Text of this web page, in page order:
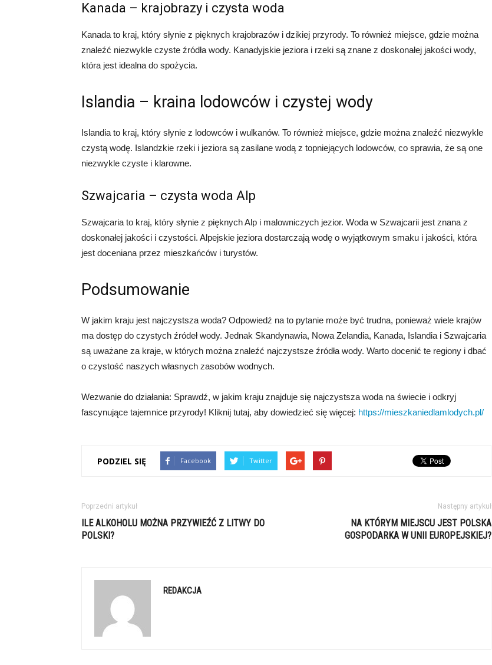
Kanada – krajobrazy i czysta woda
Kanada to kraj, który słynie z pięknych krajobrazów i dzikiej przyrody. To również miejsce, gdzie można
znaleźć niezwykle czyste źródła wody. Kanadyjskie jeziora i rzeki są znane z doskonałej jakości wody,
która jest idealna do spożycia.
Islandia – kraina lodowców i czystej wody
Islandia to kraj, który słynie z lodowców i wulkanów. To również miejsce, gdzie można znaleźć niezwykle
czystą wodę. Islandzkie rzeki i jeziora są zasilane wodą z topniejących lodowców, co sprawia, że są one
niezwykle czyste i klarowne.
Szwajcaria – czysta woda Alp
Szwajcaria to kraj, który słynie z pięknych Alp i malowniczych jezior. Woda w Szwajcarii jest znana z
doskonałej jakości i czystości. Alpejskie jeziora dostarczają wodę o wyjątkowym smaku i jakości, która
jest doceniana przez mieszkańców i turystów.
Podsumowanie
W jakim kraju jest najczystsza woda? Odpowiedź na to pytanie może być trudna, ponieważ wiele krajów
ma dostęp do czystych źródeł wody. Jednak Skandynawia, Nowa Zelandia, Kanada, Islandia i Szwajcaria
są uważane za kraje, w których można znaleźć najczystsze źródła wody. Warto docenić te regiony i dbać
o czystość naszych własnych zasobów wodnych.
Wezwanie do działania: Sprawdź, w jakim kraju znajduje się najczystsza woda na świecie i odkryj
fascynujące tajemnice przyrody! Kliknij tutaj, aby dowiedzieć się więcej: https://mieszkaniedlamlodych.pl/
PODZIEL SIĘ Facebook Twitter
Poprzedni artykuł
ILE ALKOHOLU MOŻNA PRZYWIEŹĆ Z LITWY DO
POLSKI?
Następny artykuł
NA KTÓRYM MIEJSCU JEST POLSKA
GOSPODARKA W UNII EUROPEJSKIEJ?
REDAKCJA